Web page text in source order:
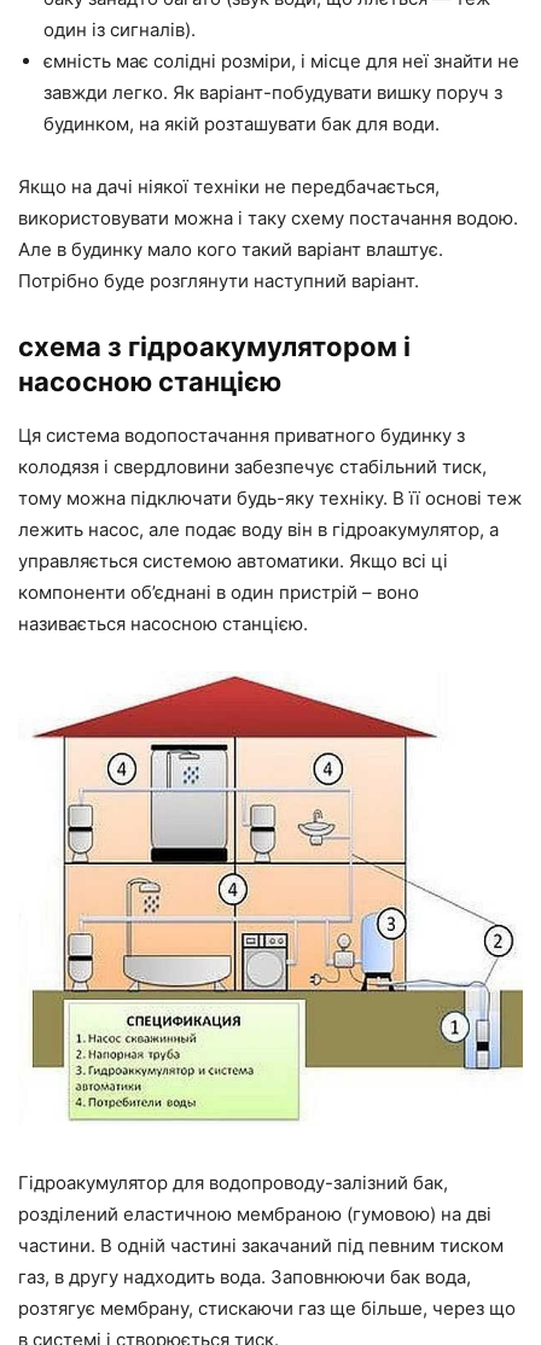
один із сигналів).
ємність має солідні розміри, і місце для неї знайти не
завжди легко. Як варіант-побудувати вишку поруч з
будинком, на якій розташувати бак для води.
Якщо на дачі ніякої техніки не передбачається,
використовувати можна і таку схему постачання водою.
Але в будинку мало кого такий варіант влаштує.
Потрібно буде розглянути наступний варіант.
схема з гідроакумулятором і
насосною станцією
Ця система водопостачання приватного будинку з
колодязя і свердловини забезпечує стабільний тиск,
тому можна підключати будь-яку техніку. В її основі теж
лежить насос, але подає воду він в гідроакумулятор, а
управляється системою автоматики. Якщо всі ці
компоненти об’єднані в один пристрій – воно
називається насосною станцією.
Гідроакумулятор для водопроводу-залізний бак,
розділений еластичною мембраною (гумовою) на дві
частини. В одній частині закачаний під певним тиском
газ, в другу надходить вода. Заповнюючи бак вода,
розтягує мембрану, стискаючи газ ще більше, через що
в системі і створюється тиск.